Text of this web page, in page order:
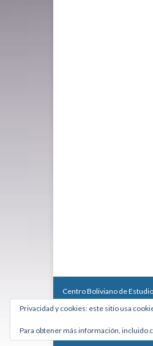
Centro Boliviano de
Calle Macario Pinilla #
Teléfono: +591 2431818 -
Hecho con
por
Privacidad y cookies: este sitio usa
Para obtener más información, incluido